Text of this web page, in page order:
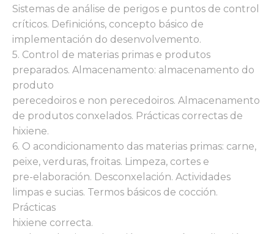
Sistemas de análise de perigos e puntos de control
críticos. Definicións, concepto básico de
implementación do desenvolvemento.
5. Control de materias primas e produtos
preparados. Almacenamento: almacenamento do
produto
perecedoiros e non perecedoiros. Almacenamento
de produtos conxelados. Prácticas correctas de
hixiene.
6. O acondicionamento das materias primas: carne,
peixe, verduras, froitas. Limpeza, cortes e
pre-elaboración. Desconxelación. Actividades
limpas e sucias. Termos básicos de cocción.
Prácticas
hixiene correcta.